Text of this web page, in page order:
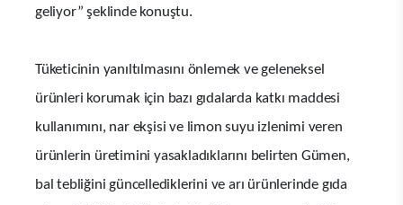
geliyor” şeklinde konuştu.
Tüketicinin yanıltılmasını önlemek ve geleneksel
ürünleri korumak için bazı gıdalarda katkı maddesi
kullanımını, nar ekşisi ve limon suyu izlenimi veren
ürünlerin üretimini yasakladıklarını belirten Gümen,
bal tebliğini güncellediklerini ve arı ürünlerinde gıda